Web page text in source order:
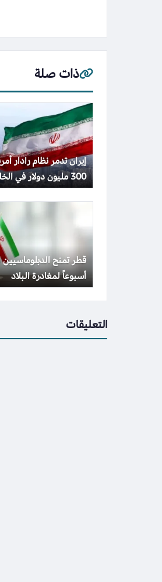
ذات صلة
إيران تدمر نظام رادار
300 مليون دولار في الخليج
قطر تمنح الدبلوماسيين
أسبوعاً لمغادرة البلاد
التعليقات